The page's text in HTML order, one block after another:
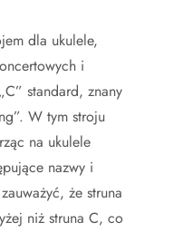
dla ukulele,
i
standard, znany
W tym stroju
na ukulele
nazwy i
że struna
niż struna C, co